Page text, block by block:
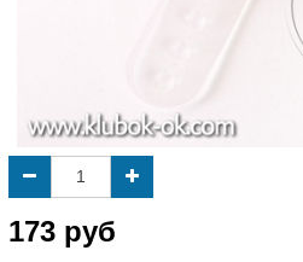
173 руб